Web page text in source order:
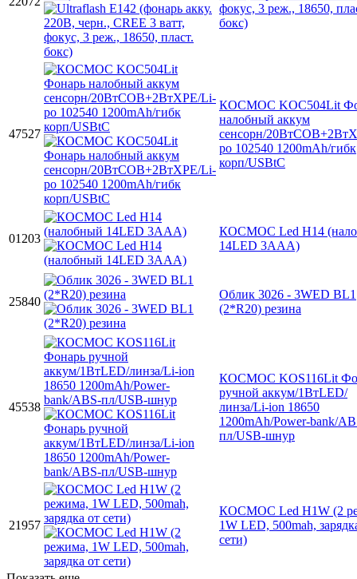
фокус, 3 реж., 18650,
бокс)
47527
КОСМОС KOC504Lit
налобный аккум
сенсорн/
po 102540 1200mAh/гибк
корп/USBtC
01203
КОСМОС Led H14
14LED 3AAA)
25840
Облик 3026 - 3WED BL1
(2*R20) резина
45538
КОСМОС KOS116Lit
ручной аккум/1ВтLED/
линза/Li-ion 18650
1200mAh/Power-bank/
пл/USB-шнур
21957
КОСМОС Led H1W (2
1W LED, 500mah,
сети)